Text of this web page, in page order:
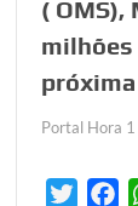
( OMS),
milhões
Portal Hora